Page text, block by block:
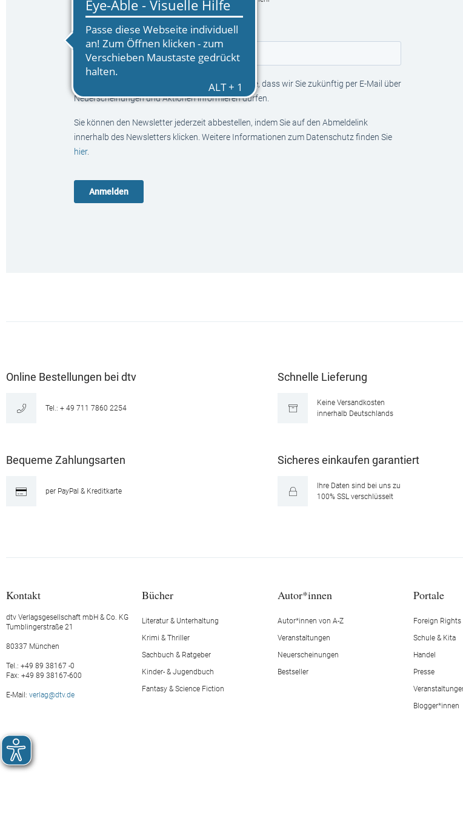
E-Mail*
Mit Klick auf den Anmelden-Button bestätigen Sie, dass wir Sie zukünftig per E-Mail über
Neuerscheinungen und Aktionen informieren dürfen.
Sie können den Newsletter jederzeit abbestellen, indem Sie auf den Abmeldelink
innerhalb des Newsletters klicken. Weitere Informationen zum Datenschutz finden Sie
hier.
Online Bestellungen bei dtv
Tel.: + 49 711 7860 2254
Schnelle Lieferung
Keine Versandkosten
innerhalb Deutschlands
Bequeme Zahlungsarten
per PayPal & Kreditkarte
Sicheres einkaufen garantiert
Ihre Daten sind bei uns zu
100% SSL verschlüsselt
Kontakt
dtv Verlagsgesellschaft mbH & Co. KG
Tumblingerstraße 21
80337 München
Tel.: +49 89 38167 -0
Fax: +49 89 38167-600
E-Mail: verlag@dtv.de
Bücher
Literatur & Unterhaltung
Krimi & Thriller
Sachbuch & Ratgeber
Kinder- & Jugendbuch
Fantasy & Science Fiction
Autor*innen
Autor*innen von A-Z
Veranstaltungen
Neuerscheinungen
Bestseller
Portale
Foreign Rights
Schule & Kita
Handel
Presse
Blogger*innen